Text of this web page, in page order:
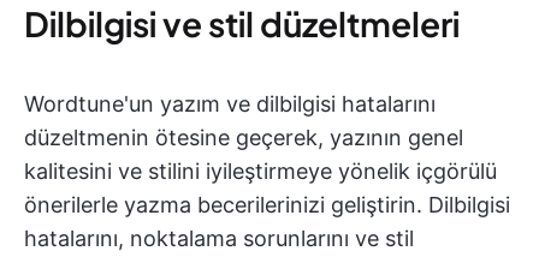
Dilbilgisi ve stil düzeltmeleri
Wordtune'un yazım ve dilbilgisi hatalarını
düzeltmenin ötesine geçerek, yazının genel
kalitesini ve stilini iyileştirmeye yönelik içgörülü
önerilerle yazma becerilerinizi geliştirin. Dilbilgisi
hatalarını, noktalama sorunlarını ve stil